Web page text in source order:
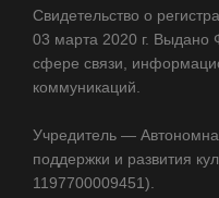
Свидетельство о
03 марта 2020 г. Выдано
сфере связи,
коммуникаций.
Учредитель —
поддержки и развития
1197700009451).